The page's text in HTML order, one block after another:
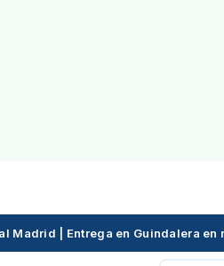
| Entrega en Guindalera en